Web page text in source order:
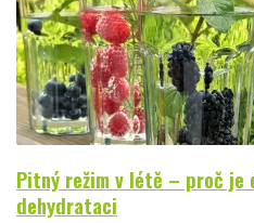
Pitný režim v létě – proč je
dehydrataci